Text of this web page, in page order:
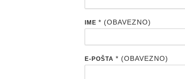
IME * (OBAVEZNO)
E-POŠTA * (OBAVEZNO)